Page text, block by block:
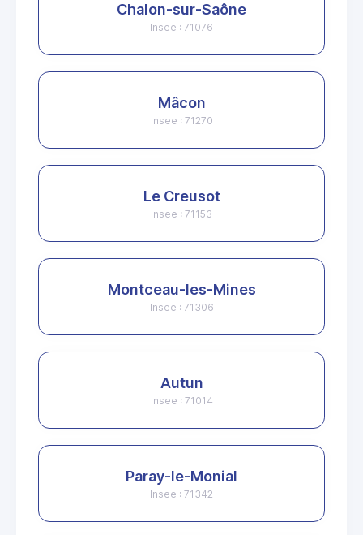
Chalon-sur-Saône
Insee : 71076
Mâcon
Insee : 71270
Le Creusot
Insee : 71153
Montceau-les-Mines
Insee : 71306
Autun
Insee : 71014
Paray-le-Monial
Insee : 71342